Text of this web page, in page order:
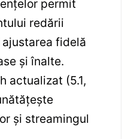
permit
redării
fidelă
și înalte.
actualizat (5.1,
și streamingul